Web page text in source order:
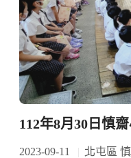
112年8月30日慎
2023-09-11
北屯區